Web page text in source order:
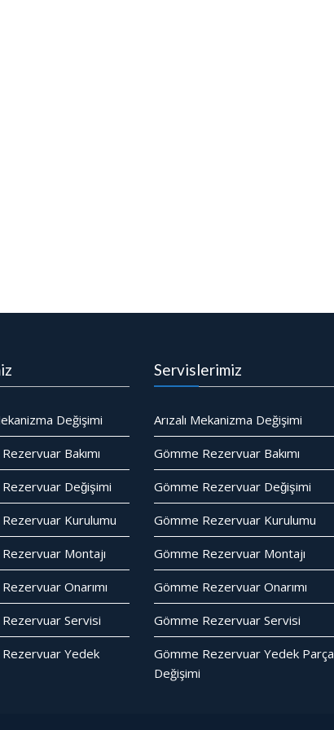
Değişimi
Bakımı
Değişimi
Kurulumu
Montajı
Onarımı
Servisi
Yedek
Servislerimiz
Arızalı Mekanizma Değişimi
Gömme Rezervuar Bakımı
Gömme Rezervuar Değişimi
Gömme Rezervuar Kurulumu
Gömme Rezervuar Montajı
Gömme Rezervuar Onarımı
Gömme Rezervuar Servisi
Gömme Rezervuar Yedek Parça
Değişimi